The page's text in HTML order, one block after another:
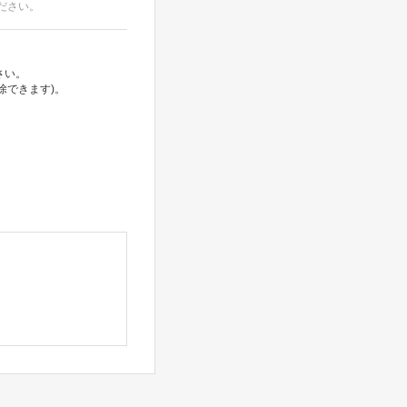
い。
。
きます)。